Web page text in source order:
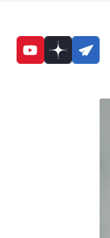
YouTubeDzen